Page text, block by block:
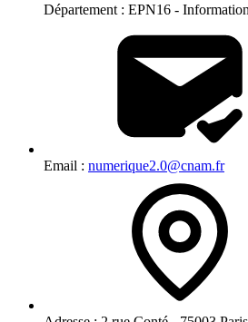
Département : EPN16 -
Email : numerique2.0@cnam.fr